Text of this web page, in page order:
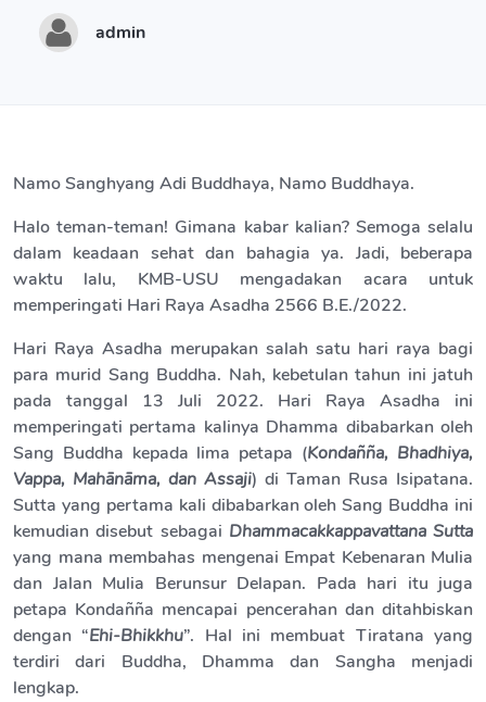
admin
Namo Sanghyang Adi Buddhaya, Namo Buddhaya.
Halo teman-teman! Gimana kabar kalian? Semoga selalu
dalam keadaan sehat dan bahagia ya. Jadi, beberapa
waktu lalu, KMB-USU mengadakan acara untuk
memperingati Hari Raya Asadha 2566 B.E./2022.
Hari Raya Asadha merupakan salah satu hari raya bagi
para murid Sang Buddha. Nah, kebetulan tahun ini jatuh
pada tanggal 13 Juli 2022. Hari Raya Asadha ini
memperingati pertama kalinya Dhamma dibabarkan oleh
Sang Buddha kepada lima petapa (Kondañña, Bhadhiya,
Vappa, Mahānāma, dan Assaji) di Taman Rusa Isipatana.
Sutta yang pertama kali dibabarkan oleh Sang Buddha ini
kemudian disebut sebagai Dhammacakkappavattana Sutta
yang mana membahas mengenai Empat Kebenaran Mulia
dan Jalan Mulia Berunsur Delapan. Pada hari itu juga
petapa Kondañña mencapai pencerahan dan ditahbiskan
dengan “Ehi-Bhikkhu”. Hal ini membuat Tiratana yang
terdiri dari Buddha, Dhamma dan Sangha menjadi
lengkap.